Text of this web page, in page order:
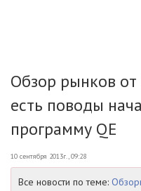
Обзор рынков
есть поводы
программу QE
10 сентября 2013г., 09:28
Все новости по теме: